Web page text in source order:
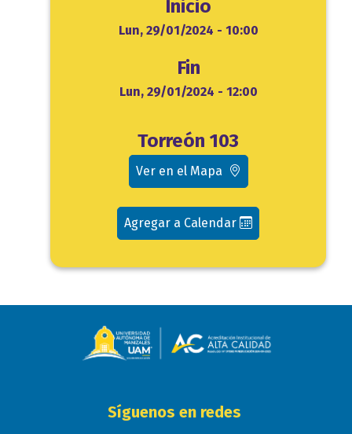
Inicio
Lun, 29/01/2024 - 10:00
Fin
Lun, 29/01/2024 - 12:00
UbicaciónTorreón 103
Ver en el Mapa
Agregar a Calendar
Síguenos en redes